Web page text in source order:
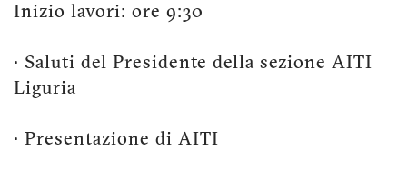
Inizio lavori: ore 9:30
• Saluti del Presidente della sezione AITI
Liguria
• Presentazione di AITI